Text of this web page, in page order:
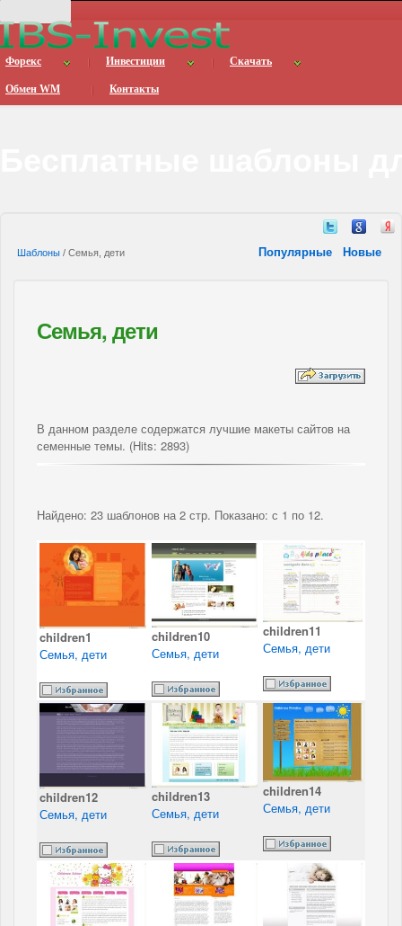
Форекс Инвестиции Скачать
Обмен WM Контакты
Шаблоны / Семья, дети Популярные Новые
Семья, дети
В данном разделе содержатся лучшие макеты сайтов на
семенные темы. (Hits: 2893)
Найдено: 23 шаблонов на 2 стр. Показано: с 1 по 12.
children1
Семья, дети
children10
Семья, дети
children11
Семья, дети
children12
Семья, дети
children13
Семья, дети
children14
Семья, дети